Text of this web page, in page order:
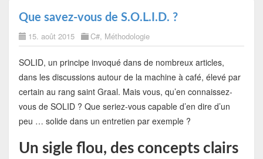
Que savez-vous de S.O.L.I.D. ?
15. août 2015 C#, Méthodologie
SOLID, un principe invoqué dans de nombreux articles,
dans les discussions autour de la machine à café, élevé par
certain au rang saint Graal. Mais vous, qu’en connaissez-
vous de SOLID ? Que seriez-vous capable d’en dire d’un
peu … solide dans un entretien par exemple ?
Un sigle flou, des concepts clairs